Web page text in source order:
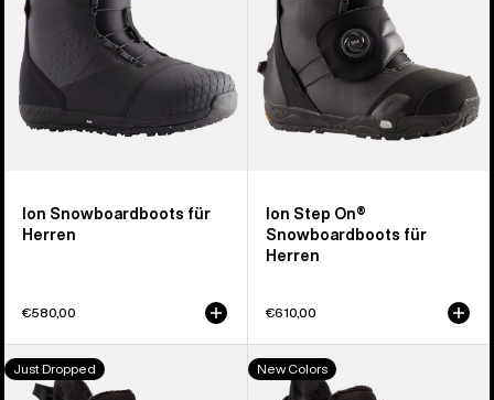
Ion Snowboardboots für
Herren
€580,00
Herren
Ion Step On®
Snowboardboots für
Herren
€610,00
Burton
Highshot
Just Dropped
Burton
Ruler
New Colors